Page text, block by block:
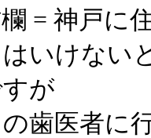
= 神戸に
はいけない
が
の歯医者に